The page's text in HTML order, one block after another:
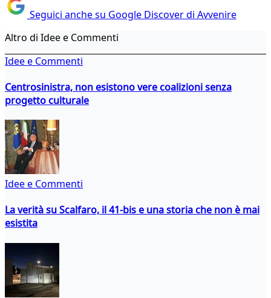
Seguici anche su Google Discover di Avvenire
Altro di Idee e Commenti
Idee e Commenti
Centrosinistra, non esistono vere coalizioni senza
progetto culturale
Idee e Commenti
La verità su Scalfaro, il 41-bis e una storia che non è mai
esistita